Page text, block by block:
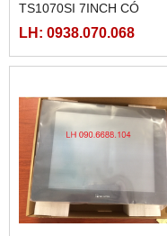
TS1070SI 7INCH CÓ
ETHERNET
LH: 0938.070.068